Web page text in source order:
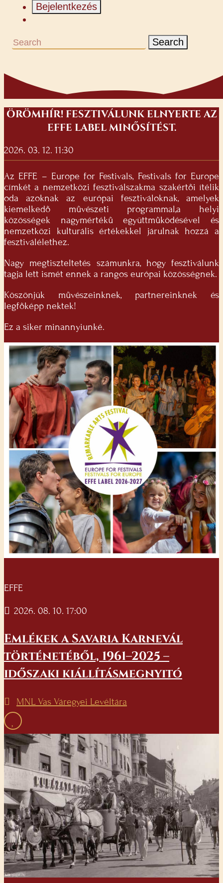
Bejelentkezés
Search
ÖRÖMHÍR! FESZTIVÁLUNK ELNYERTE AZ
EFFE LABEL MINŐSÍTÉST.
2026. 03. 12. 11:30
Az EFFE – Europe for Festivals, Festivals for Europe
címkét a nemzetközi fesztiválszakma szakértői ítélik
oda azoknak az európai fesztiváloknak, amelyek
kiemelkedő művészeti programmal,a helyi
közösségek nagymértékű együttműködésével és
nemzetközi kulturális értékekkel járulnak hozzá a
fesztiválélethez.
Nagy megtiszteltetés számunkra, hogy fesztiválunk
tagja lett ismét ennek a rangos európai közösségnek.
Köszönjük művészeinknek, partnereinknek és
legfőképp nektek!
Ez a siker minannyiunké.
EFFE
2026. 08. 10. 17:00
Emlékek a Savaria Karnevál
történetéből, 1961–2025 –
időszaki kiállításmegnyitó
MNL Vas Váregyei Levéltára